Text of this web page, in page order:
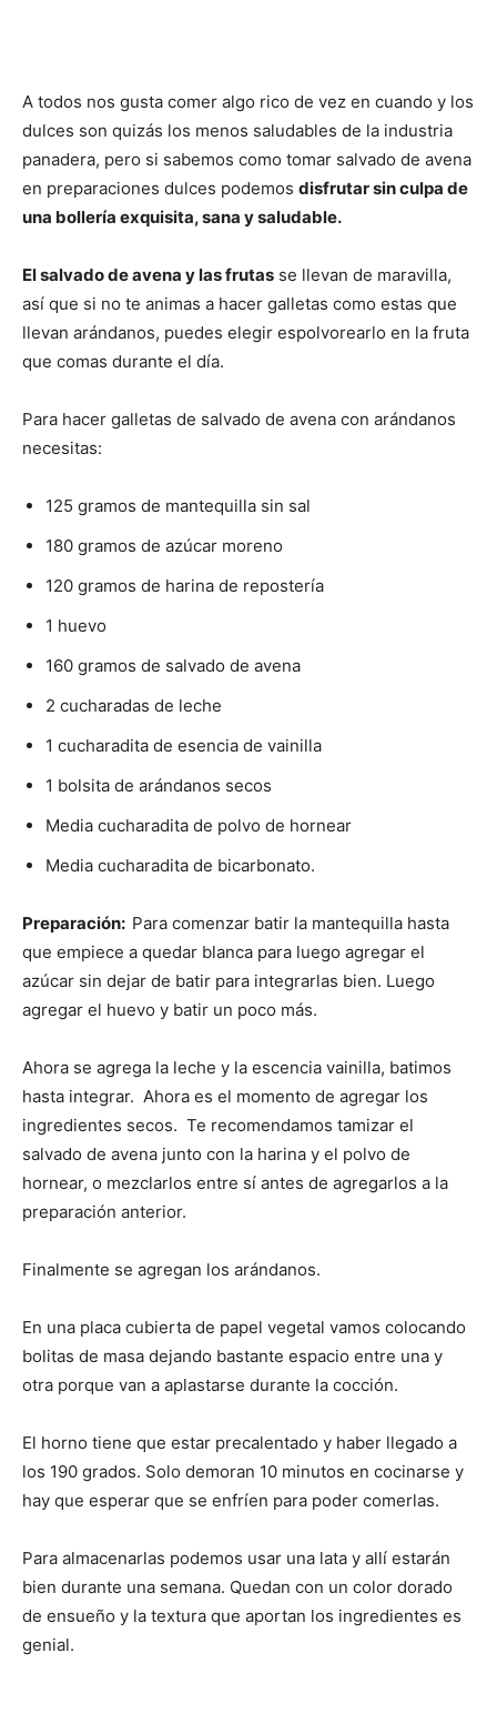
A todos nos gusta comer algo rico de vez en cuando y los
dulces son quizás los menos saludables de la industria
panadera, pero si sabemos como tomar salvado de avena
en preparaciones dulces podemos disfrutar sin culpa de
una bollería exquisita, sana y saludable.
El salvado de avena y las frutas se llevan de maravilla,
así que si no te animas a hacer galletas como estas que
llevan arándanos, puedes elegir espolvorearlo en la fruta
que comas durante el día.
Para hacer galletas de salvado de avena con arándanos
necesitas:
125 gramos de mantequilla sin sal
180 gramos de azúcar moreno
120 gramos de harina de repostería
1 huevo
160 gramos de salvado de avena
2 cucharadas de leche
1 cucharadita de esencia de vainilla
1 bolsita de arándanos secos
Media cucharadita de polvo de hornear
Media cucharadita de bicarbonato.
Preparación: Para comenzar batir la mantequilla hasta
que empiece a quedar blanca para luego agregar el
azúcar sin dejar de batir para integrarlas bien. Luego
agregar el huevo y batir un poco más.
Ahora se agrega la leche y la escencia vainilla, batimos
hasta integrar. Ahora es el momento de agregar los
ingredientes secos. Te recomendamos tamizar el
salvado de avena junto con la harina y el polvo de
hornear, o mezclarlos entre sí antes de agregarlos a la
preparación anterior.
Finalmente se agregan los arándanos.
En una placa cubierta de papel vegetal vamos colocando
bolitas de masa dejando bastante espacio entre una y
otra porque van a aplastarse durante la cocción.
El horno tiene que estar precalentado y haber llegado a
los 190 grados. Solo demoran 10 minutos en cocinarse y
hay que esperar que se enfríen para poder comerlas.
Para almacenarlas podemos usar una lata y allí estarán
bien durante una semana. Quedan con un color dorado
de ensueño y la textura que aportan los ingredientes es
genial.